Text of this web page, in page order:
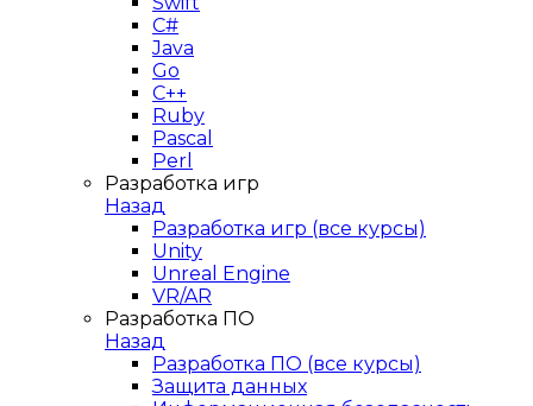
C#
Java
Go
C++
Ruby
Pascal
Perl
Разработка игр
Назад
Разработка игр (все курсы)
Unity
Unreal Engine
VR/AR
Разработка ПО
Назад
Разработка ПО (все курсы)
Защита данных